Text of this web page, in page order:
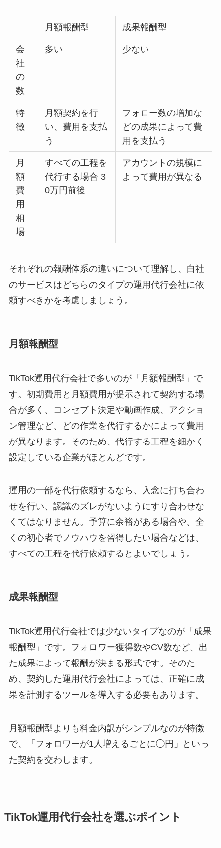
月額報酬型 成果報酬型
会
社
の
数
多い 少ない
特
徴
月額契約を行
い、費用を支払
う
フォロー数の増加な
どの成果によって費
用を支払う
月
額
費
用
相
場
すべての工程を
代行する場合 3
0万円前後
アカウントの規模に
よって費用が異なる
それぞれの報酬体系の違いについて理解し、自社
のサービスはどちらのタイプの運用代行会社に依
頼すべきかを考慮しましょう。
月額報酬型
TikTok運用代行会社で多いのが「月額報酬型」で
す。初期費用と月額費用が提示されて契約する場
合が多く、コンセプト決定や動画作成、アクショ
ン管理など、どの作業を代行するかによって費用
が異なります。そのため、代行する工程を細かく
設定している企業がほとんどです。
運用の一部を代行依頼するなら、入念に打ち合わ
せを行い、認識のズレがないようにすり合わせな
くてはなりません。予算に余裕がある場合や、全
くの初心者でノウハウを習得したい場合などは、
すべての工程を代行依頼するとよいでしょう。
成果報酬型
TikTok運用代行会社では少ないタイプなのが「成果
報酬型」です。フォロワー獲得数やCV数など、出
た成果によって報酬が決まる形式です。そのた
め、契約した運用代行会社によっては、正確に成
果を計測するツールを導入する必要もあります。
月額報酬型よりも料金内訳がシンプルなのが特徴
で、「フォロワーが1人増えるごとに◯円」といっ
た契約を交わします。
TikTok運用代行会社を選ぶポイント